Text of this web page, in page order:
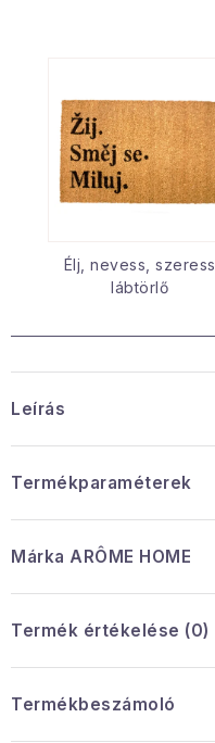
Élj, nevess, szeress
lábtörlő
Leírás
Termékparaméterek
Márka ARÔME HOME
Termék értékelése (0)
Termékbeszámoló